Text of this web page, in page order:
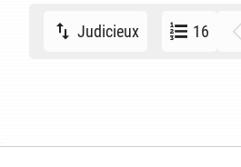
Judicieux 16